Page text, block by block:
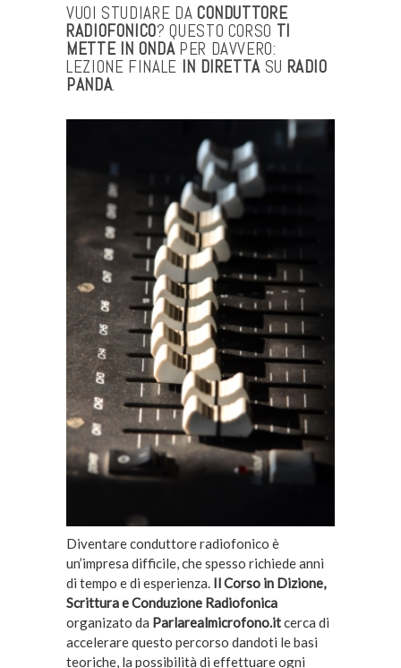
VUOI STUDIARE DA CONDUTTORE
RADIOFONICO? QUESTO CORSO TI
METTE IN ONDAPER DAVVERO:
LEZIONE FINALE IN DIRETTA SU RADIO
PANDA.
Diventare conduttore radiofonico è
un’impresa difficile, che spesso richiede anni
di tempo e di esperienza. Il Corso in Dizione,
Scrittura e Conduzione Radiofonica
organizato da Parlarealmicrofono.itcerca di
accelerare questo percorso dandoti le basi
teoriche, la possibilità di effettuare ogni